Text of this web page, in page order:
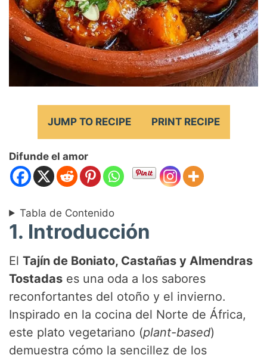
JUMP TO RECIPE PRINT RECIPE
Difunde el amor
Tabla de Contenido
1. Introducción
ElTajín de Boniato, Castañas y Almendras
Tostadas es una oda a los sabores
reconfortantes del otoño y el invierno.
Inspirado en la cocina del Norte de África,
este plato vegetariano (plant-based)
demuestra cómo la sencillez de los